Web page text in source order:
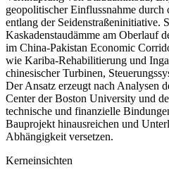
geopolitischer Einflussnahme durch
entlang der Seidenstraßeninitiative.
Kaskadenstaudämme am Oberlauf
im China-Pakistan Economic
wie Kariba-Rehabilitierung und
chinesischer Turbinen,
Der Ansatz erzeugt nach Analysen
Center der Boston University und
technische und finanzielle
Bauprojekt hinausreichen und
Abhängigkeit versetzen.
Kerneinsichten